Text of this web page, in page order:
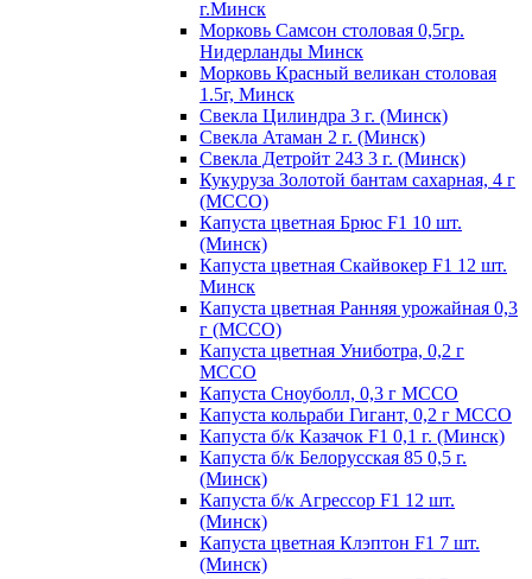
г.Минск
Морковь Самсон столовая 0,5гр.
Нидерланды Минск
Морковь Красный великан столовая
1.5г, Минск
Свекла Цилиндра 3 г. (Минск)
Свекла Атаман 2 г. (Минск)
Свекла Детройт 243 3 г. (Минск)
Кукуруза Золотой бантам сахарная, 4 г
(МССО)
Капуста цветная Брюс F1 10 шт.
(Минск)
Капуста цветная Скайвокер F1 12 шт.
Минск
Капуста цветная Ранняя урожайная 0,3
г (МССО)
Капуста цветная Униботра, 0,2 г
МССО
Капуста Сноуболл, 0,3 г МССО
Капуста кольраби Гигант, 0,2 г МССО
Капуста б/к Казачок F1 0,1 г. (Минск)
Капуста б/к Белорусская 85 0,5 г.
(Минск)
Капуста б/к Агрессор F1 12 шт.
(Минск)
Капуста цветная Клэптон F1 7 шт.
(Минск)